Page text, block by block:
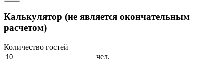
Калькулятор (не является окончательным
расчетом)
Количество гостей
чел.